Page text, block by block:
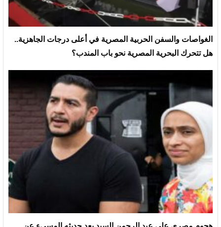
الغواصات والسفن الحربية المصرية في أعلى درجات الجاهزية..
هل تتحرك البحرية المصرية نحو باب المندب؟